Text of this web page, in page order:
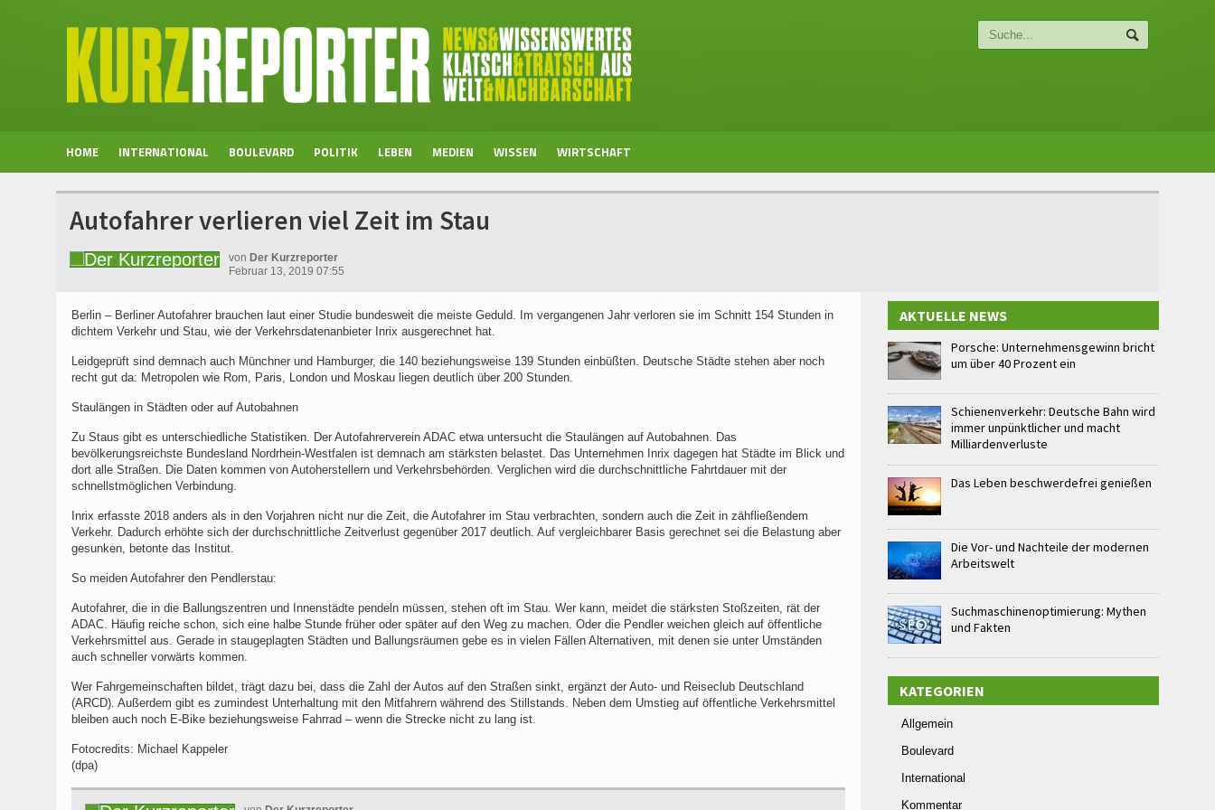
HOME INTERNATIONAL BOULEVARD POLITIK LEBEN MEDIEN WISSEN WIRTSCHAFT
Autofahrer verlieren viel Zeit im Stau
von Der Kurzreporter
Februar 13, 2019 07:55
Berlin – Berliner Autofahrer brauchen laut einer Studie bundesweit die meiste Geduld. Im vergangenen Jahr verloren sie im Schnitt 154 Stunden in
dichtem Verkehr und Stau, wie der Verkehrsdatenanbieter Inrix ausgerechnet hat.
Leidgeprüft sind demnach auch Münchner und Hamburger, die 140 beziehungsweise 139 Stunden einbüßten. Deutsche Städte stehen aber noch
recht gut da: Metropolen wie Rom, Paris, London und Moskau liegen deutlich über 200 Stunden.
Staulängen in Städten oder auf Autobahnen
Zu Staus gibt es unterschiedliche Statistiken. Der Autofahrerverein ADAC etwa untersucht die Staulängen auf Autobahnen. Das
bevölkerungsreichste Bundesland Nordrhein-Westfalen ist demnach am stärksten belastet. Das Unternehmen Inrix dagegen hat Städte im Blick und
dort alle Straßen. Die Daten kommen von Autoherstellern und Verkehrsbehörden. Verglichen wird die durchschnittliche Fahrtdauer mit der
schnellstmöglichen Verbindung.
Inrix erfasste 2018 anders als in den Vorjahren nicht nur die Zeit, die Autofahrer im Stau verbrachten, sondern auch die Zeit in zähfließendem
Verkehr. Dadurch erhöhte sich der durchschnittliche Zeitverlust gegenüber 2017 deutlich. Auf vergleichbarer Basis gerechnet sei die Belastung aber
gesunken, betonte das Institut.
So meiden Autofahrer den Pendlerstau:
Autofahrer, die in die Ballungszentren und Innenstädte pendeln müssen, stehen oft im Stau. Wer kann, meidet die stärksten Stoßzeiten, rät der
ADAC. Häufig reiche schon, sich eine halbe Stunde früher oder später auf den Weg zu machen. Oder die Pendler weichen gleich auf öffentliche
Verkehrsmittel aus. Gerade in staugeplagten Städten und Ballungsräumen gebe es in vielen Fällen Alternativen, mit denen sie unter Umständen
auch schneller vorwärts kommen.
Wer Fahrgemeinschaften bildet, trägt dazu bei, dass die Zahl der Autos auf den Straßen sinkt, ergänzt der Auto- und Reiseclub Deutschland
(ARCD). Außerdem gibt es zumindest Unterhaltung mit den Mitfahrern während des Stillstands. Neben dem Umstieg auf öffentliche Verkehrsmittel
bleiben auch noch E-Bike beziehungsweise Fahrrad – wenn die Strecke nicht zu lang ist.
Fotocredits: Michael Kappeler
(dpa)
AKTUELLE NEWS
Porsche: Unternehmensgewinn bricht
um über 40 Prozent ein
Schienenverkehr: Deutsche Bahn wird
immer unpünktlicher und macht
Milliardenverluste
Das Leben beschwerdefrei genießen
Die Vor- und Nachteile der modernen
Arbeitswelt
Suchmaschinenoptimierung: Mythen
und Fakten
KATEGORIEN
Allgemein
Boulevard
International
Kommentar